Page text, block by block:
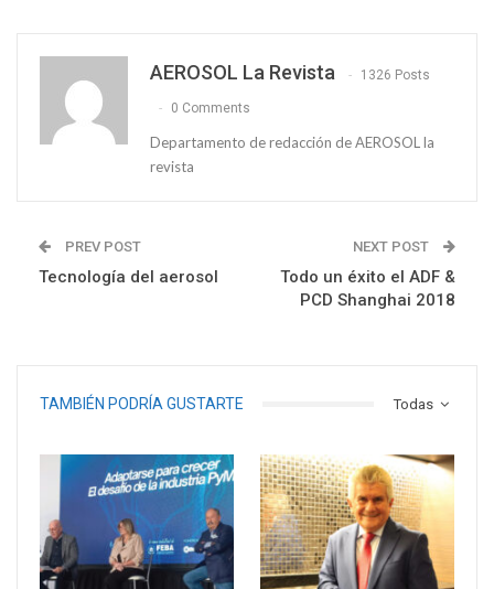
AEROSOL La Revista 1326 Posts
0 Comments
Departamento de redacción de AEROSOL la
revista
PREV POST
Tecnología del aerosol
NEXT POST
Todo un éxito el ADF &
PCD Shanghai 2018
Todas
TAMBIÉN PODRÍA GUSTARTE